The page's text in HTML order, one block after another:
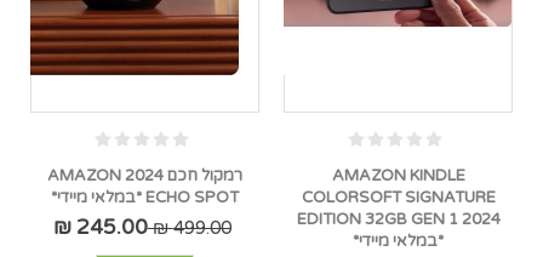
AMAZON KINDLE
COLORSOFT SIGNATURE
EDITION 32GB GEN 1 2024
*במלאי מיידי*
רמקול חכם 2024 AMAZON
ECHO SPOT *במלאי מיידי*
499.00 ₪
245.00 ₪